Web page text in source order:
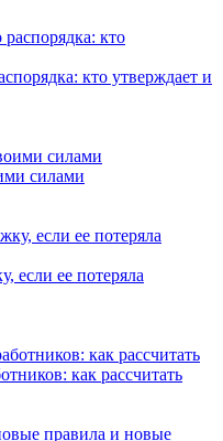
кто утверждает и
силами
если ее потеряла
как рассчитать